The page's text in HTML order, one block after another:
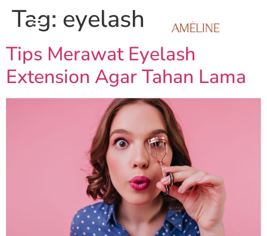
Tag: eyelash
Tips Merawat Eyelash
Extension Agar Tahan Lama